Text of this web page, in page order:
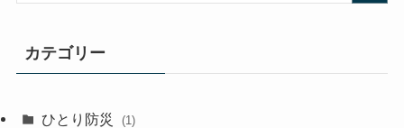
カテゴリー
ひとり防災 (1)